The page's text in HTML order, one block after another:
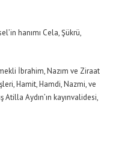
hanımı Cela, Şükrü,
İbrahim, Nazım ve Ziraat
Hamit, Hamdi, Nazmi, ve
Aydın’ın kayınvalidesi,